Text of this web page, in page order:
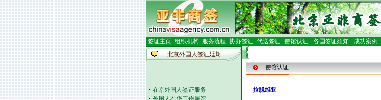
签证主页 组织机构 服务流程 协办签证 代送签证 使馆认证 各国签证须知 成功案例
北京外国人签证延期
在京外国人签证服务
外国人在华工作居留
使馆认证
拉脱维亚